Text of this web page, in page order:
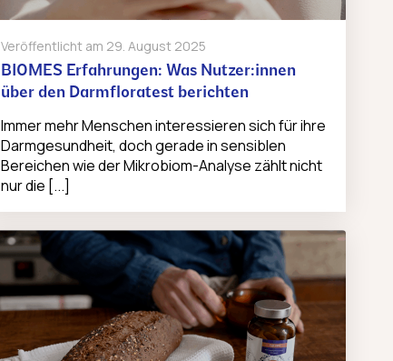
Veröffentlicht am 29. August 2025
BIOMES Erfahrungen: Was Nutzer:innen
über den Darmfloratest berichten
Immer mehr Menschen interessieren sich für ihre
Darmgesundheit, doch gerade in sensiblen
Bereichen wie der Mikrobiom-Analyse zählt nicht
nur die [...]